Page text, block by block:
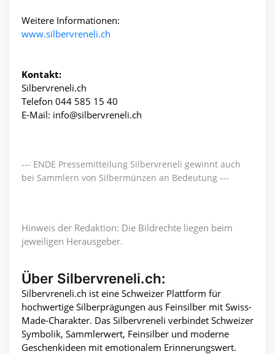
Weitere Informationen:
www.silbervreneli.ch
Kontakt:
Silbervreneli.ch
Telefon 044 585 15 40
E-Mail: info@silbervreneli.ch
--- ENDE Pressemitteilung Silbervreneli gewinnt auch
bei Sammlern von Silbermünzen an Bedeutung ---
Hinweis der Redaktion: Die Bildrechte liegen beim
jeweiligen Herausgeber.
Über Silbervreneli.ch:
Silbervreneli.ch ist eine Schweizer Plattform für
hochwertige Silberprägungen aus Feinsilber mit Swiss-
Made-Charakter. Das Silbervreneli verbindet Schweizer
Symbolik, Sammlerwert, Feinsilber und moderne
Geschenkideen mit emotionalem Erinnerungswert.